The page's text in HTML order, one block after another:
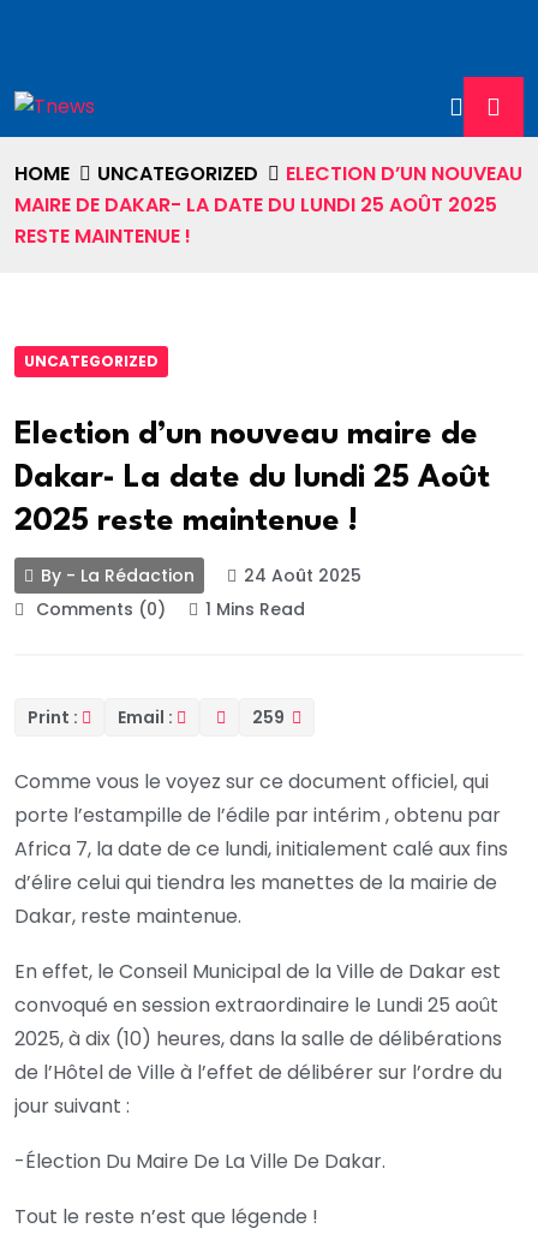
HOME UNCATEGORIZED
ELECTION D’UN NOUVEAU
MAIRE DE DAKAR- LA DATE DU LUNDI 25 AOÛT 2025
RESTE MAINTENUE !
UNCATEGORIZED
Election d’un nouveau maire de
Dakar- La date du lundi 25 Août
2025 reste maintenue !
By - La Rédaction
24 Août 2025
Comments (0)
1 Mins Read
Print : Email : 259
Comme vous le voyez sur ce document officiel, qui
porte l’estampille de l’édile par intérim , obtenu par
Africa 7, la date de ce lundi, initialement calé aux fins
d’élire celui qui tiendra les manettes de la mairie de
Dakar, reste maintenue.
En effet, le Conseil Municipal de la Ville de Dakar est
convoqué en session extraordinaire le Lundi 25 août
2025, à dix (10) heures, dans la salle de délibérations
de l’Hôtel de Ville à l’effet de délibérer sur l’ordre du
jour suivant :
-Élection Du Maire De La Ville De Dakar.
Tout le reste n’est que légende !